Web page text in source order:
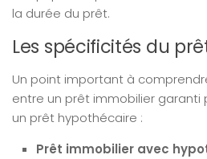
la durée du prêt.
Les spécificités du
Un point important à
entre un prêt immobilier
un prêt hypothécaire :
Prêt immobilier avec